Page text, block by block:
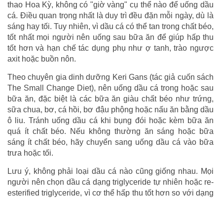
thao Hoa Kỳ, không có "giờ vàng" cụ thể nào để uống dầu
cá. Điều quan trọng nhất là duy trì đều đặn mỗi ngày, dù là
sáng hay tối. Tuy nhiên, vì dầu cá có thể tan trong chất béo,
tốt nhất mọi người nên uống sau bữa ăn để giúp hấp thu
tốt hơn và hạn chế tác dụng phụ như ợ tanh, trào ngược
axit hoặc buồn nôn.
Theo chuyên gia dinh dưỡng Keri Gans (tác giả cuốn sách
The Small Change Diet), nên uống dầu cá trong hoặc sau
bữa ăn, đặc biệt là các bữa ăn giàu chất béo như trứng,
sữa chua, bơ, cá hồi, bơ đậu phộng hoặc nấu ăn bằng dầu
ô liu. Tránh uống dầu cá khi bụng đói hoặc kèm bữa ăn
quá ít chất béo. Nếu không thường ăn sáng hoặc bữa
sáng ít chất béo, hãy chuyển sang uống dầu cá vào bữa
trưa hoặc tối.
Lưu ý, không phải loại dầu cá nào cũng giống nhau. Mọi
người nên chọn dầu cá dạng triglyceride tự nhiên hoặc re-
esterified triglyceride, vì cơ thể hấp thu tốt hơn so với dạng